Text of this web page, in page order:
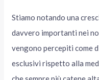
Stiamo notando una
davvero importanti nei
vengono percepiti come
esclusivi rispetto alla